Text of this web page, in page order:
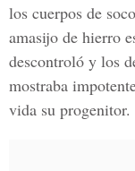
los cuerpos de
amasijo de hierro
descontroló y los
mostraba
vida su progenitor.